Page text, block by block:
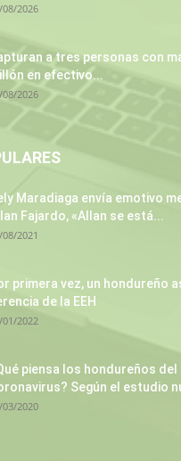
08/2026
a tres personas con
en efectivo...
08/2026
Maradiaga envía emotivo
Fajardo, «Allan se está...
08/2021
primera vez, un hondureño
de la EEH
01/2022
piensa los hondureños del
Según el estudio
03/2020